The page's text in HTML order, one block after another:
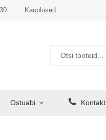
Kauplused
Ostuabi Kontakt